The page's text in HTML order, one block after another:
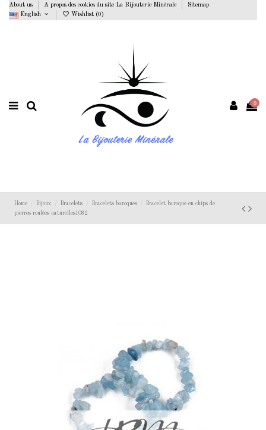
About us A propos des cookies du site La Bijouterie Minérale
Sitemap
English
Wishlist (0 )
0
Home Bijoux Bracelets Bracelets baroques
Bracelet baroque en chips de
pierres roulées naturelles1082